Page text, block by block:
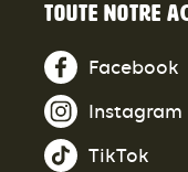
toute notre
Facebook
Instagram
TikTok